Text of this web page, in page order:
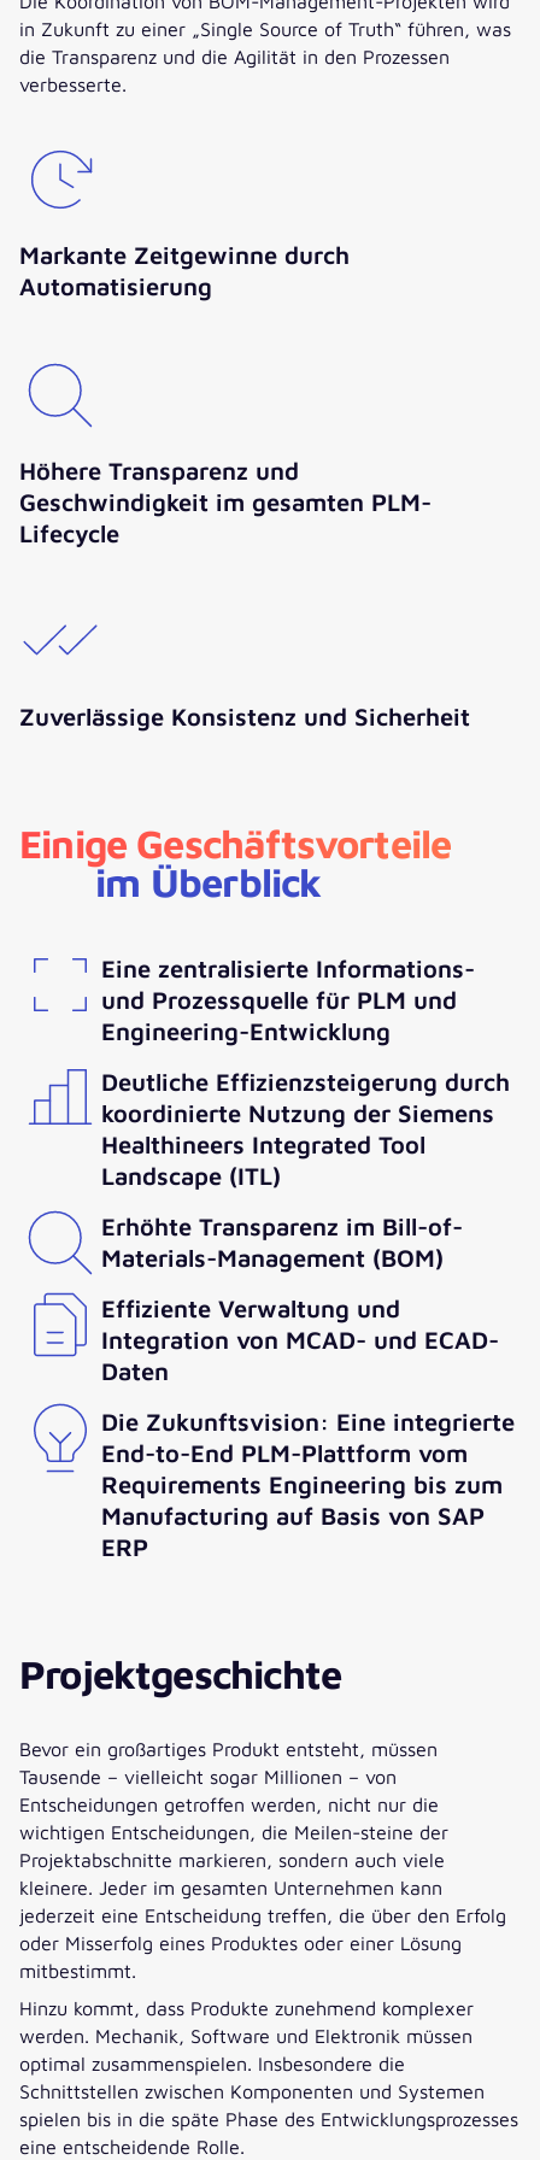
in Zukunft zu einer „Single Source of Truth“ führen, was
die Transparenz und die Agilität in den Prozessen
verbesserte.
Markante Zeitgewinne durch
Automatisierung
Höhere Transparenz und
Geschwindigkeit im gesamten PLM-
Lifecycle
Zuverlässige Konsistenz und Sicherheit
Einige Geschäftsvorteile
im Überblick
Eine zentralisierte Informations-
und Prozessquelle für PLM und
Engineering-Entwicklung
Deutliche Effizienzsteigerung durch
koordinierte Nutzung der Siemens
Healthineers Integrated Tool
Landscape (ITL)
Erhöhte Transparenz im Bill-of-
Materials-Management (BOM)
Effiziente Verwaltung und
Integration von MCAD- und ECAD-
Daten
Die Zukunftsvision: Eine integrierte
End-to-End PLM-Plattform vom
Requirements Engineering bis zum
Manufacturing auf Basis von SAP
ERP
Projektgeschichte
Bevor ein großartiges Produkt entsteht, müssen
Tausende – vielleicht sogar Millionen – von
Entscheidungen getroffen werden, nicht nur die
wichtigen Entscheidungen, die Meilen-steine der
Projektabschnitte markieren, sondern auch viele
kleinere. Jeder im gesamten Unternehmen kann
jederzeit eine Entscheidung treffen, die über den Erfolg
oder Misserfolg eines Produktes oder einer Lösung
mitbestimmt.
Hinzu kommt, dass Produkte zunehmend komplexer
werden. Mechanik, Software und Elektronik müssen
optimal zusammenspielen. Insbesondere die
Schnittstellen zwischen Komponenten und Systemen
spielen bis in die späte Phase des Entwicklungsprozesses
eine entscheidende Rolle.